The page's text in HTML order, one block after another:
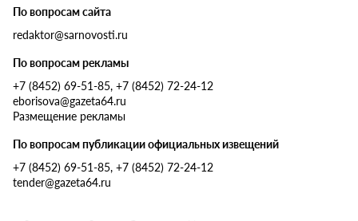
По вопросам сайта
redaktor@sarnovosti.ru
По вопросам рекламы
+7 (8452) 69-51-85, +7 (8452) 72-24-12
eborisova@gazeta64.ru
Размещение рекламы
По вопросам публикации официальных извещений
+7 (8452) 69-51-85, +7 (8452) 72-24-12
tender@gazeta64.ru